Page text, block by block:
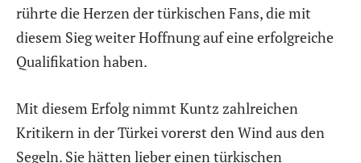
rührte die Herzen der türkischen Fans, die mit
diesem Sieg weiter Hoffnung auf eine erfolgreiche
Qualifikation haben.
Mit diesem Erfolg nimmt Kuntz zahlreichen
Kritikern in der Türkei vorerst den Wind aus den
Segeln. Sie hätten lieber einen türkischen